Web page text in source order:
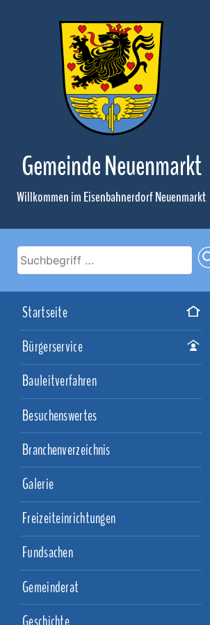
Gemeinde Neuenmarkt
Willkommen im Eisenbahnerdorf Neuenmarkt
Startseite
Bürgerservice
Bauleitverfahren
Besuchenswertes
Branchenverzeichnis
Galerie
Freizeiteinrichtungen
Fundsachen
Gemeinderat